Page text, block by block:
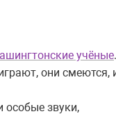
учёные.
они смеются,
особые звуки,